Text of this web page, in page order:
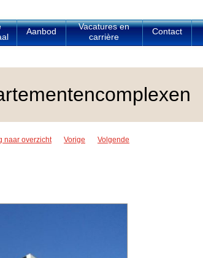
Aanbod
Vacatures en
carrière
Contact
naar overzicht Vorige Volgende